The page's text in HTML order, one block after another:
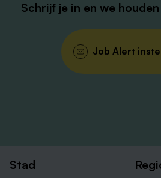
Schrijf je in en we
Job Alert
Stad